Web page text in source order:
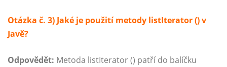
Otázka č. 3) Jaké je použití metody listIterator () v
Javě?
Odpovědět: Metoda listIterator () patří do balíčku